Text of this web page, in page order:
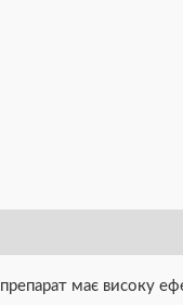
має високу